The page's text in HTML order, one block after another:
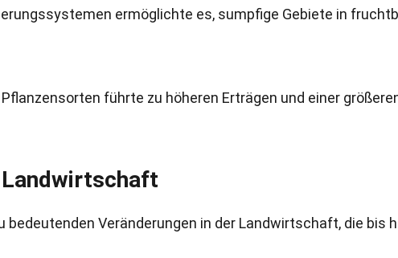
ermöglichte es, sumpfige Gebiete in
führte zu höheren Erträgen und einer
Landwirtschaft
bedeutenden Veränderungen in der Landwirtschaft, die bis